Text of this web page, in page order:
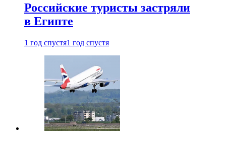
Российские туристы застряли
в Египте
1 год спустя1 год спустя